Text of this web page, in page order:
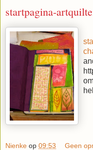
startpagina-
Nienke op 09:53 Geen